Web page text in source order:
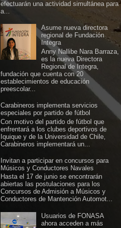
efectuarán una actividad simultánea para
a...
Asume nueva directora
regional de Fundación
Integra
Anny Nallibe Nara Barraza,
es la nueva Directora
Regional de Integra,
fundación que cuenta con 20
establecimientos de educación
preescolar...
Carabineros implementa servicios
especiales por partido de fútbol
Con motivo del partido de fútbol que
enfrentará a los clubes deportivos de
Iquique y de la Universidad de Chile,
Carabineros implementará un...
Invitan a participar en concursos para
Músicos y Conductores Navales
Hasta el 17 de junio se encontrarán
abiertas las postulaciones para los
Concursos de Admisión a Músicos y
Conductores de Mantención Automot...
Usuarios de FONASA
ahora acceden a más